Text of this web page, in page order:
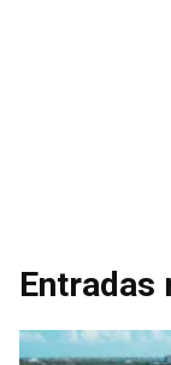
Entradas